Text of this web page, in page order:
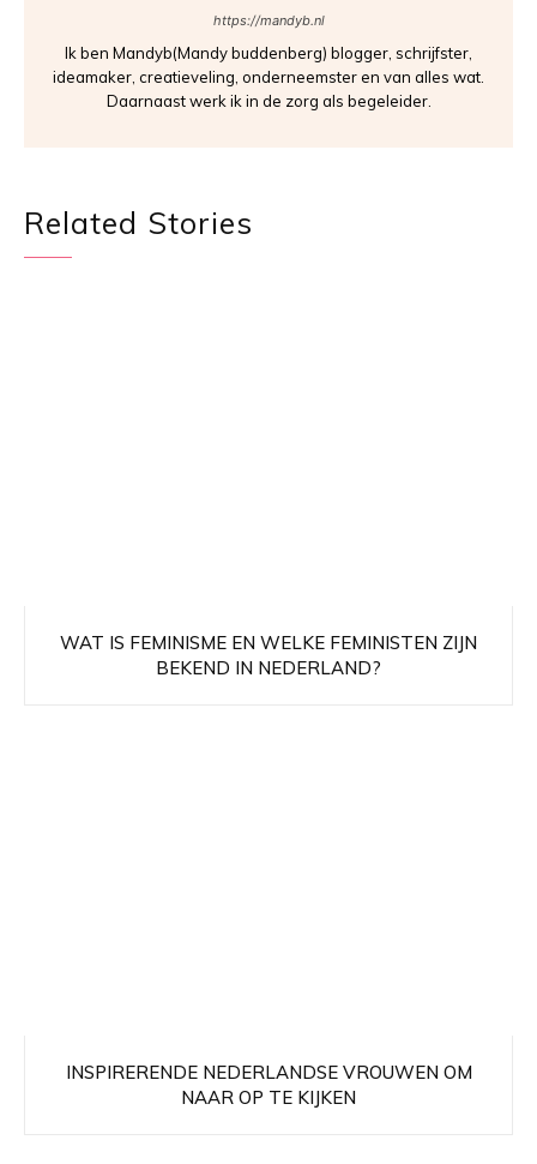
https://mandyb.nl
Ik ben Mandyb(Mandy buddenberg) blogger, schrijfster,
ideamaker, creatieveling, onderneemster en van alles wat.
Daarnaast werk ik in de zorg als begeleider.
Related Stories
WAT IS FEMINISME EN WELKE FEMINISTEN ZIJN
BEKEND IN NEDERLAND?
INSPIRERENDE NEDERLANDSE VROUWEN OM
NAAR OP TE KIJKEN